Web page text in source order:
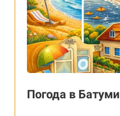
Погода в Батуми